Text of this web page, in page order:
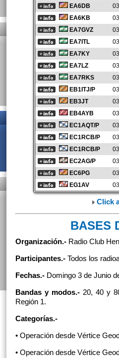
EA6DB
EA6KB
EA7GVZ
EA7ITL
EA7KY
EA7LZ
EA7RKS
EB1ITJ/P
EB3JT
EB4AYB
EC1AQT/P
EC1RCB/P
EC1RCB/P
EC2AG/P
EC6PG
EG1AV
Click
BASES
Organización.-Radio Club
Participantes.-Todos los
Fechas.- Domingo 3 de Junio
Bandas y modos.-20, 40 y
Región 1.
Categorías.-
• Operación desde Vértice
• Operación desde Vértice